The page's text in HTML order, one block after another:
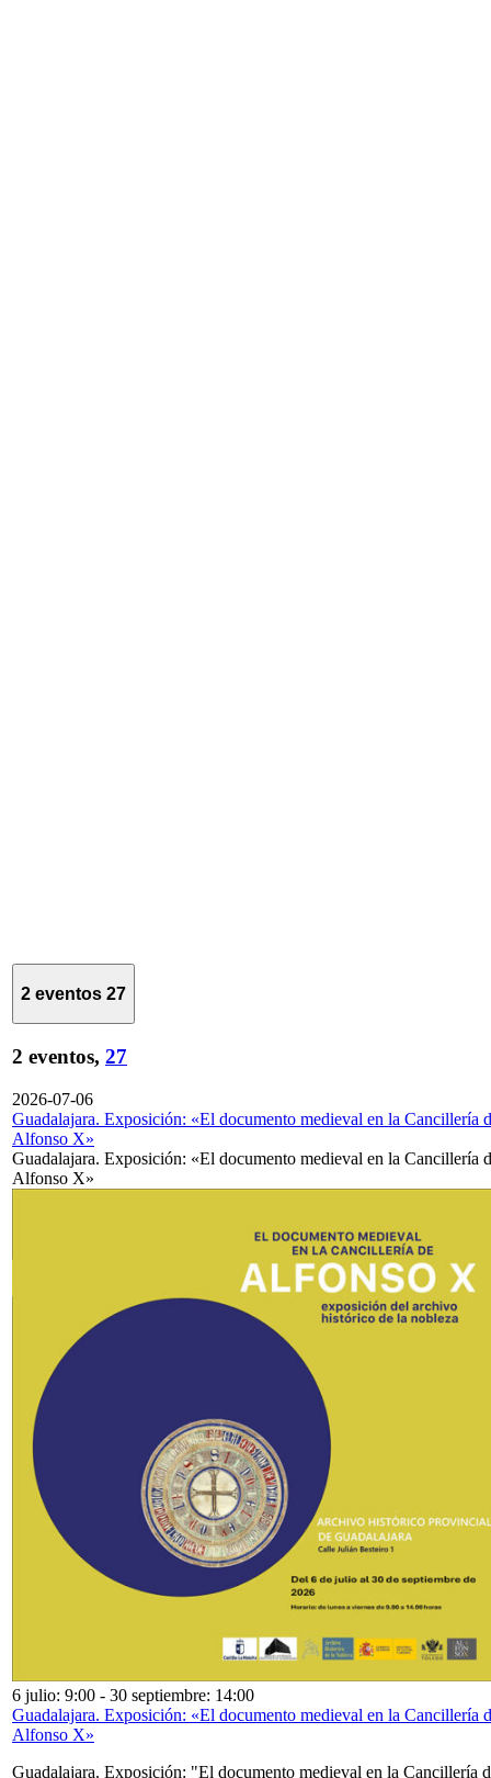
2 eventos 27
2 eventos, 27
2026-07-06
Guadalajara. Exposición: «El documento medieval en la Cancillería
Alfonso X»
Guadalajara. Exposición: «El documento medieval en la Cancillería
Alfonso X»
6 julio: 9:00 - 30 septiembre: 14:00
Guadalajara. Exposición: «El documento medieval en la Cancillería
Alfonso X»
Guadalajara. Exposición: "El documento medieval en la Cancillería